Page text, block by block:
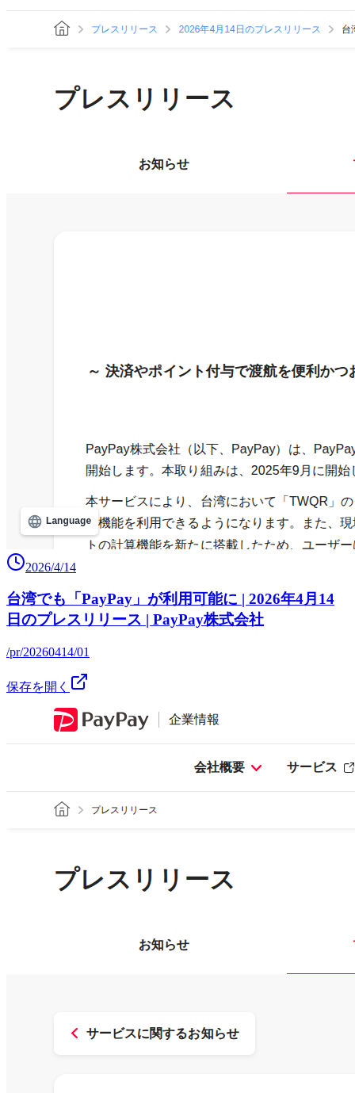
2026/4/14
台湾でも「PayPay」が利用可能に | 2026年4月14
日のプレスリリース | PayPay株式会社
/pr/20260414/01
保存を開く